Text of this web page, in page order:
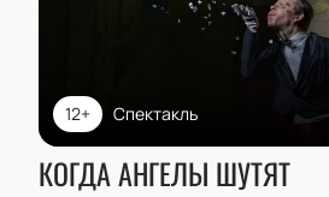
Спектакль
12+
КОГДА АНГЕЛЫ ШУТЯТ